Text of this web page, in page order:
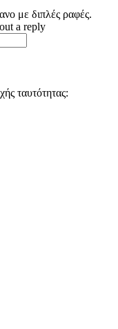
με διπλές ραφές.
a reply
ταυτότητας: